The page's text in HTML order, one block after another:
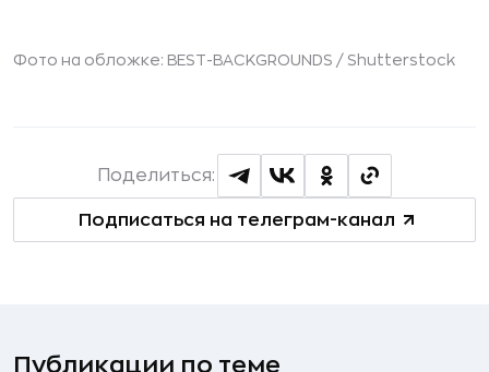
Фото на обложке: BEST-BACKGROUNDS / Shutterstock
Подписаться на телеграм-канал
Поделиться:
Публикации по теме